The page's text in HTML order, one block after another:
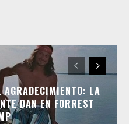
LA
DAN EN FORREST